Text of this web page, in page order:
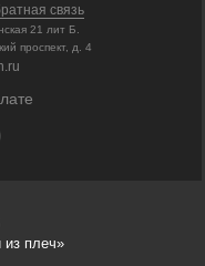
связь
21 лит Б.
проспект, д. 4
из плеч»